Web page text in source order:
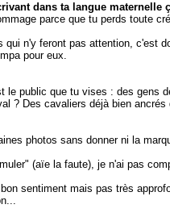
dans ta langue maternelle
parce que tu perds toute
n'y feront pas attention, c'est
pour eux.
le public que tu vises : des gens
? Des cavaliers déjà bien
photos sans donner ni la
(aïe la faute), je n'ai pas
sentiment mais pas très